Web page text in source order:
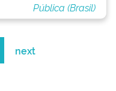
Pública (Brasil)
next